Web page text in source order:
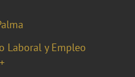
Laboral y Empleo